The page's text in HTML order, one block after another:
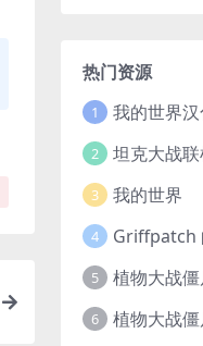
热门资源
1 我的世界汉
2 坦克大战联
3 我的世界
4 Griffpatch
5 植物大战僵
6 植物大战